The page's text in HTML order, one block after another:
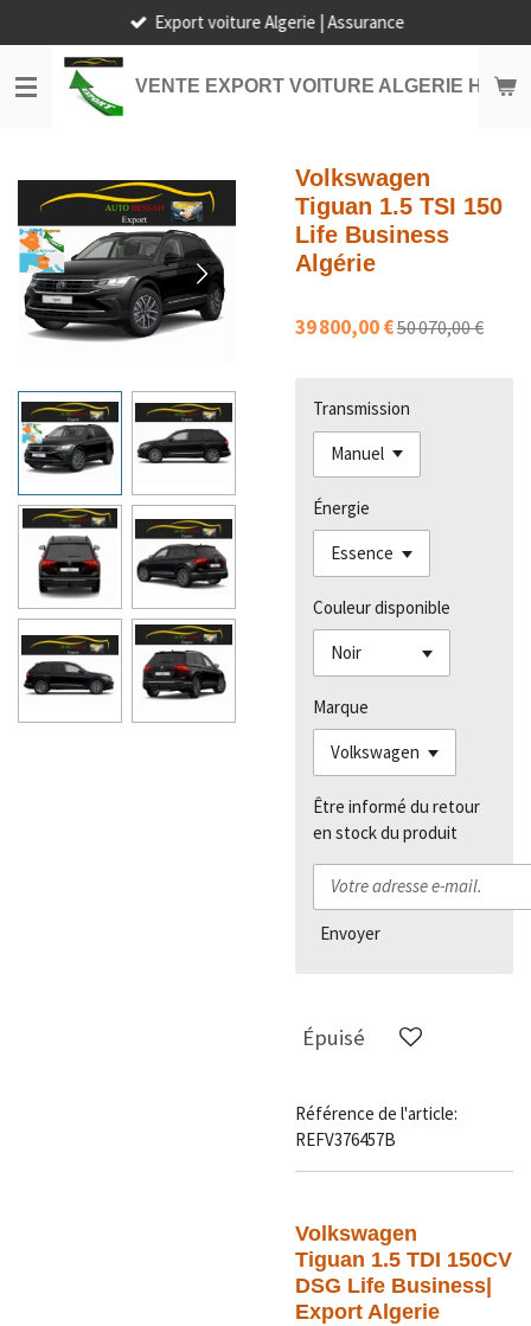
au
contenu
principal
VENTE EXPORT VOITURE ALGERIE HORS
Export voiture Algerie | Assurance
Volkswagen
Tiguan 1.5 TSI 150
Life Business
Algérie
39 800,00 €50 070,00 €
Transmission
Énergie
Couleur disponible
Marque
Être informé du retour
en stock du produit
Envoyer
Épuisé
Référence de l'article:
REFV376457B
Volkswagen
Tiguan 1.5 TDI 150CV
DSG Life Business|
Export Algerie